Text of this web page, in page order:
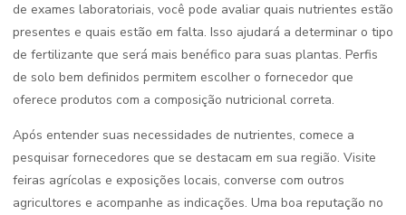
de exames laboratoriais, você pode avaliar quais nutrientes estão
presentes e quais estão em falta. Isso ajudará a determinar o tipo
de fertilizante que será mais benéfico para suas plantas. Perfis
de solo bem definidos permitem escolher o fornecedor que
oferece produtos com a composição nutricional correta.
Após entender suas necessidades de nutrientes, comece a
pesquisar fornecedores que se destacam em sua região. Visite
feiras agrícolas e exposições locais, converse com outros
agricultores e acompanhe as indicações. Uma boa reputação no